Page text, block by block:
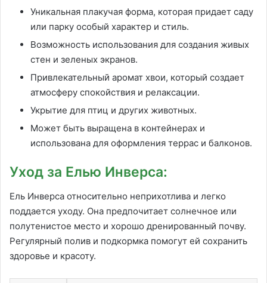
Уникальная плакучая форма, которая придает саду
или парку особый характер и стиль.
Возможность использования для создания живых
стен и зеленых экранов.
Привлекательный аромат хвои, который создает
атмосферу спокойствия и релаксации.
Укрытие для птиц и других животных.
Может быть выращена в контейнерах и
использована для оформления террас и балконов.
Уход за Елью Инверса:
Ель Инверса относительно неприхотлива и легко
поддается уходу. Она предпочитает солнечное или
полутенистое место и хорошо дренированный почву.
Регулярный полив и подкормка помогут ей сохранить
здоровье и красоту.